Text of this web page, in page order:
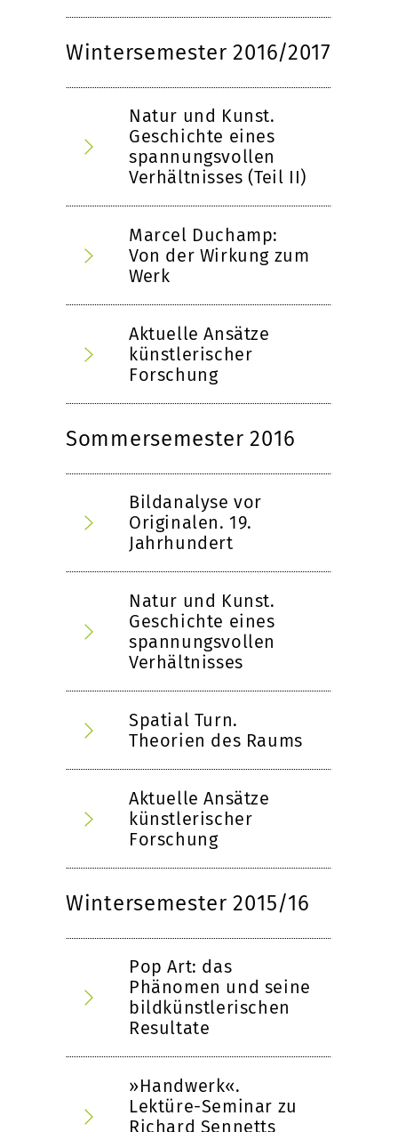
Wintersemester 2016/2017
Natur und Kunst.
Geschichte eines
spannungsvollen
Verhältnisses (Teil II)
Marcel Duchamp:
Von der Wirkung zum
Werk
Aktuelle Ansätze
künstlerischer
Forschung
Sommersemester 2016
Bildanalyse vor
Originalen. 19.
Jahrhundert
Natur und Kunst.
Geschichte eines
spannungsvollen
Verhältnisses
Spatial Turn.
Theorien des Raums
Aktuelle Ansätze
künstlerischer
Forschung
Wintersemester 2015/16
Pop Art: das
Phänomen und seine
bildkünstlerischen
Resultate
»Handwerk«.
Lektüre-Seminar zu
Richard Sennetts